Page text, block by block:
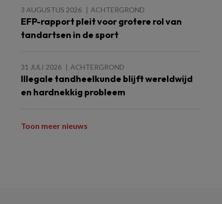
3 AUGUSTUS 2026 ACHTERGROND
EFP-rapport pleit voor grotere rol van
tandartsen in de sport
31 JULI 2026 ACHTERGROND
Illegale tandheelkunde blijft wereldwijd
en hardnekkig probleem
Toon meer nieuws